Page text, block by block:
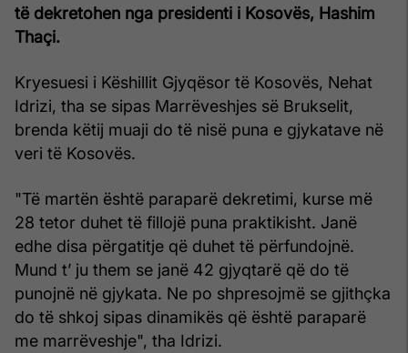
të dekretohen nga presidenti i Kosovës, Hashim
Thaçi.
Kryesuesi i Këshillit Gjyqësor të Kosovës, Nehat
Idrizi, tha se sipas Marrëveshjes së Brukselit,
brenda këtij muaji do të nisë puna e gjykatave në
veri të Kosovës.
"Të martën është paraparë dekretimi, kurse më
28 tetor duhet të fillojë puna praktikisht. Janë
edhe disa përgatitje që duhet të përfundojnë.
Mund t’ ju them se janë 42 gjyqtarë që do të
punojnë në gjykata. Ne po shpresojmë se gjithçka
do të shkoj sipas dinamikës që është paraparë
me marrëveshje", tha Idrizi.